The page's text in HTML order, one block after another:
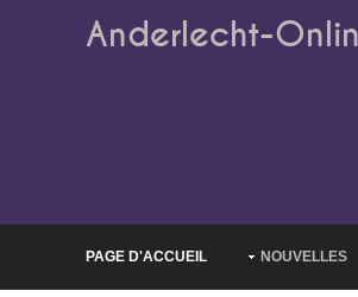
Anderlecht-
PAGE D'ACCUEIL NOUVELLES